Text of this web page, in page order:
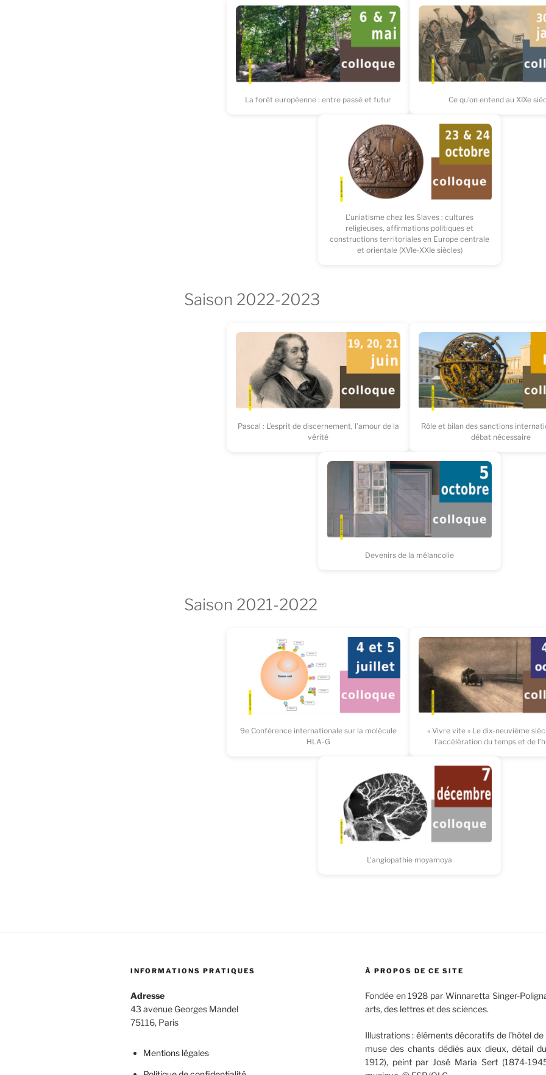
La forêt européenne : entre passé et futur Ce qu’on entend au XIXe
L’uniatisme chez les Slaves : cultures
religieuses, affirmations politiques et
constructions territoriales en Europe centrale
et orientale (XVIe-XXIe siècles)
Saison 2022-2023
Pascal : L’esprit de discernement, l’amour de la
vérité
Rôle et bilan des sanctions
débat nécessaire
Devenirs de la mélancolie
Saison 2021-2022
9e Conférence internationale sur la molécule
HLA-G
« Vivre vite » Le dix-neuvième
l’accélération du temps et de
L’angiopathie moyamoya
INFORMATIONS PRATIQUES
Adresse
43 avenue Georges Mandel
75116, Paris
Mentions légales
À PROPOS DE CE SITE
Fondée en 1928 par Winnaretta Singer-
arts, des lettres et des sciences.
Illustrations : éléments décoratifs de l’hôtel
muse des chants dédiés aux dieux, détail
1912), peint par José Maria Sert (1874-